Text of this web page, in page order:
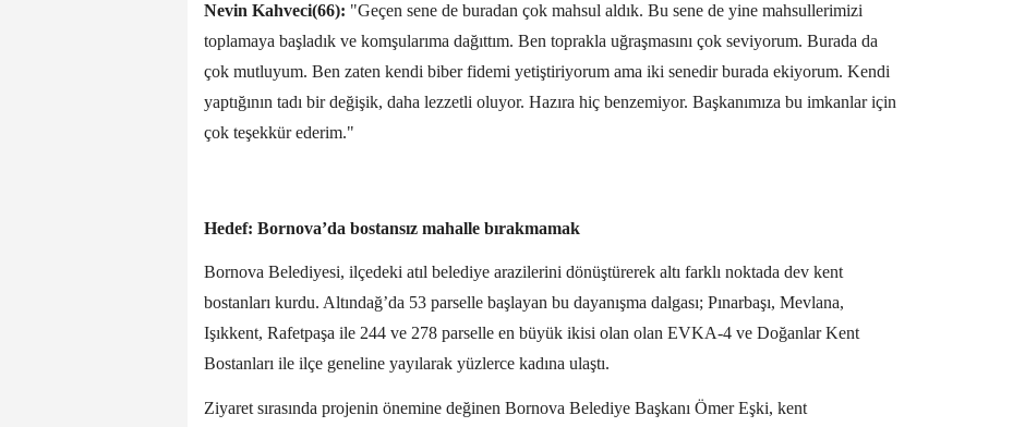
Nevin Kahveci(66): "Geçen sene de buradan çok mahsul aldık. Bu sene de yine mahsullerimizi
toplamaya başladık ve komşularıma dağıttım. Ben toprakla uğraşmasını çok seviyorum. Burada da
çok mutluyum. Ben zaten kendi biber fidemi yetiştiriyorum ama iki senedir burada ekiyorum. Kendi
yaptığının tadı bir değişik, daha lezzetli oluyor. Hazıra hiç benzemiyor. Başkanımıza bu imkanlar için
çok teşekkür ederim."
Hedef: Bornova’da bostansız mahalle bırakmamak
Bornova Belediyesi, ilçedeki atıl belediye arazilerini dönüştürerek altı farklı noktada dev kent
bostanları kurdu. Altındağ’da 53 parselle başlayan bu dayanışma dalgası; Pınarbaşı, Mevlana,
Işıkkent, Rafetpaşa ile 244 ve 278 parselle en büyük ikisi olan olan EVKA-4 ve Doğanlar Kent
Bostanları ile ilçe geneline yayılarak yüzlerce kadına ulaştı.
Ziyaret sırasında projenin önemine değinen Bornova Belediye Başkanı Ömer Eşki, kent